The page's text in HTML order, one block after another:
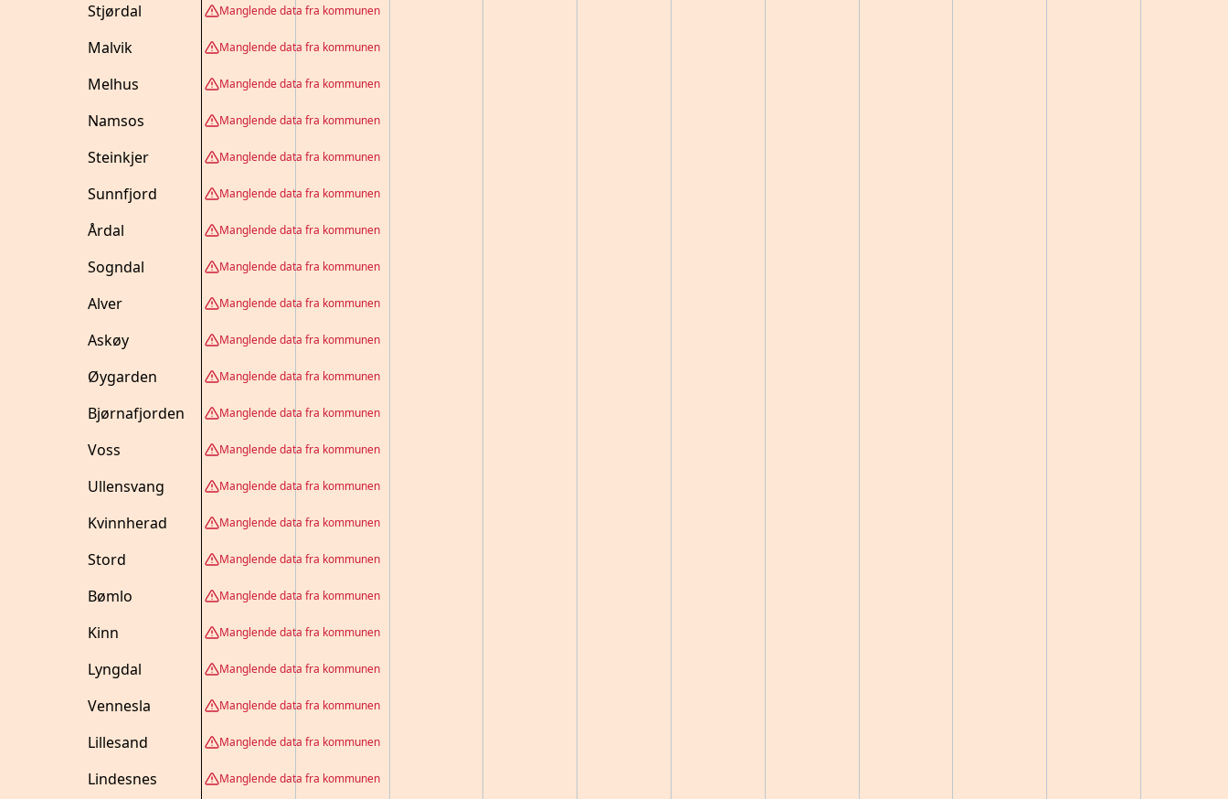
Stjørdal
Malvik
Melhus
Namsos
Steinkjer
Sunnfjord
Årdal
Sogndal
Alver
Askøy
Øygarden
Bjørnafjorden
Voss
Ullensvang
Kvinnherad
Stord
Bømlo
Kinn
Lyngdal
Vennesla
Lillesand
Lindesnes
Manglende data fra kommunen
Manglende data fra kommunen
Manglende data fra kommunen
Manglende data fra kommunen
Manglende data fra kommunen
Manglende data fra kommunen
Manglende data fra kommunen
Manglende data fra kommunen
Manglende data fra kommunen
Manglende data fra kommunen
Manglende data fra kommunen
Manglende data fra kommunen
Manglende data fra kommunen
Manglende data fra kommunen
Manglende data fra kommunen
Manglende data fra kommunen
Manglende data fra kommunen
Manglende data fra kommunen
Manglende data fra kommunen
Manglende data fra kommunen
Manglende data fra kommunen
Manglende data fra kommunen